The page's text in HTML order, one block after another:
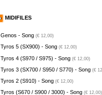
MIDIFILES
Genos - Song (€ 12,00)
Tyros 5 (SX900) - Song (€ 12,00)
Tyros 4 (S970 / S975) - Song (€ 12,00)
Tyros 3 (SX700 / S950 / S770) - Song (€
Tyros 2 (S910) - Song (€ 12,00)
Tyros (S670 / S900 / 3000) - Song (€ 12,00)